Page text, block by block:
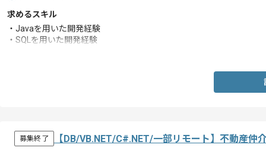
求めるスキル
・Javaを用いた開発経験
・SQLを用いた開発経験
募集終了 【DB/VB.NET/C#.NET/一部リモート】不動産仲